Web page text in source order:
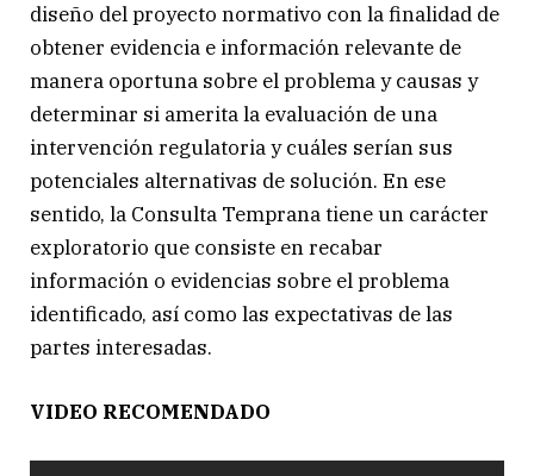
diseño del proyecto normativo con la finalidad de
obtener evidencia e información relevante de
manera oportuna sobre el problema y causas y
determinar si amerita la evaluación de una
intervención regulatoria y cuáles serían sus
potenciales alternativas de solución. En ese
sentido, la Consulta Temprana tiene un carácter
exploratorio que consiste en recabar
información o evidencias sobre el problema
identificado, así como las expectativas de las
partes interesadas.
VIDEO RECOMENDADO